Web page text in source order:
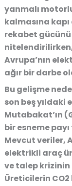
yanmalı
kalmasına
rekabet
Avrupa’nın
ağır bir darbe
Bu gelişme
son beş yıldaki
Mutabakat’ın
bir esneme
Mevcut veriler,
elektrikli araç
ve talep
Üreticilerin